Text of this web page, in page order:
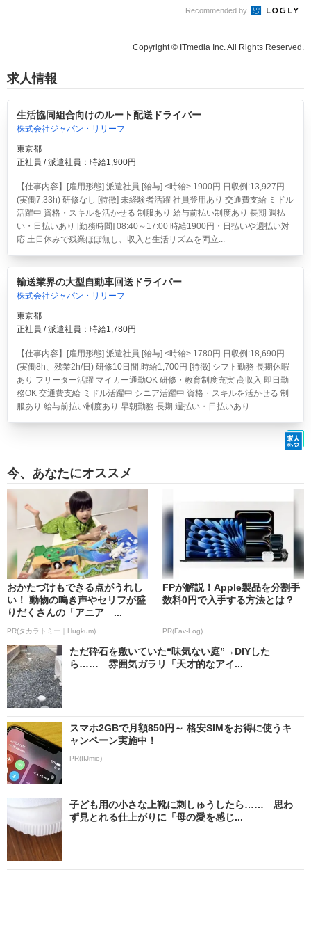
Recommended by
Copyright © ITmedia Inc. All Rights Reserved.
求人情報
生活協同組合向けのルート配送ドライバー
株式会社ジャパン・リリーフ
東京都
正社員 / 派遣社員：時給1,900円
【仕事内容】[雇用形態] 派遣社員 [給与] <時給> 1900円 日収例:13,927円
(実働7.33h) 研修なし [特徴] 未経験者活躍 社員登用あり 交通費支給 ミドル
活躍中 資格・スキルを活かせる 制服あり 給与前払い制度あり 長期 週払
い・日払いあり [勤務時間] 08:40～17:00 時給1900円・日払いや週払い対
応 土日休みで残業ほぼ無し、収入と生活リズムを両立...
輸送業界の大型自動車回送ドライバー
株式会社ジャパン・リリーフ
東京都
正社員 / 派遣社員：時給1,780円
【仕事内容】[雇用形態] 派遣社員 [給与] <時給> 1780円 日収例:18,690円
(実働8h、残業2h/日) 研修10日間:時給1,700円 [特徴] シフト勤務 長期休暇
あり フリーター活躍 マイカー通勤OK 研修・教育制度充実 高収入 即日勤
務OK 交通費支給 ミドル活躍中 シニア活躍中 資格・スキルを活かせる 制
服あり 給与前払い制度あり 早朝勤務 長期 週払い・日払いあり ...
今、あなたにオススメ
おかたづけもできる点がうれし
い！ 動物の鳴き声やセリフが盛
りだくさんの「アニア ...
PR(タカラトミー｜Hugkum)
FPが解説！Apple製品を分割手
数料0円で入手する方法とは？
PR(Fav-Log)
ただ砕石を敷いていた“味気ない庭”→DIYした
ら…… 雰囲気ガラリ「天才的なアイ...
スマホ2GBで月額850円～ 格安SIMをお得に使うキ
ャンペーン実施中！
PR(IIJmio)
子ども用の小さな上靴に刺しゅうしたら…… 思わ
ず見とれる仕上がりに「母の愛を感じ...